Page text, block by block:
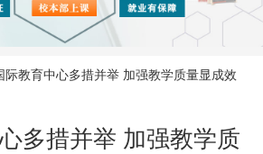
际教育中心多措并举 加强教学质量显成效
多措并举 加强教学质